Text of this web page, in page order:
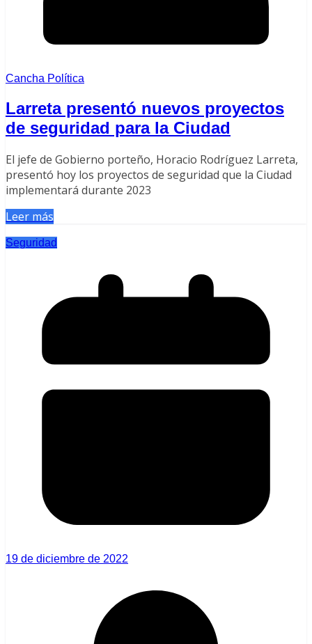
Cancha Política
Larreta presentó nuevos proyectos
de seguridad para la Ciudad
El jefe de Gobierno porteño, Horacio Rodríguez Larreta,
presentó hoy los proyectos de seguridad que la Ciudad
implementará durante 2023
Leer más
Seguridad
19 de diciembre de 2022